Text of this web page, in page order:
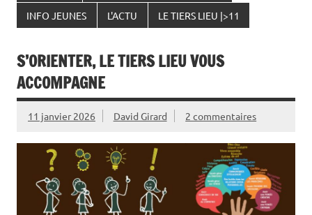
INFO JEUNES L'ACTU LE TIERS LIEU |>11
S’ORIENTER, LE TIERS LIEU VOUS
ACCOMPAGNE
11 janvier 2026 David Girard 2 commentaires